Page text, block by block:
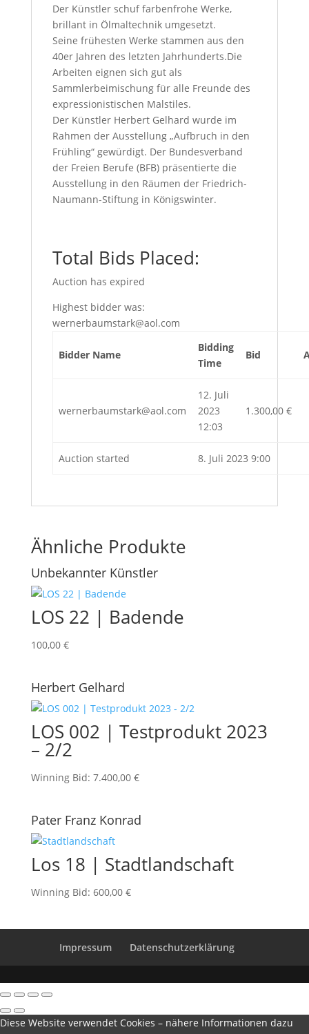
Der Künstler schuf farbenfrohe Werke,
brillant in Ölmaltechnik umgesetzt.
Seine frühesten Werke stammen aus den
40er Jahren des letzten Jahrhunderts.Die
Arbeiten eignen sich gut als
Sammlerbeimischung für alle Freunde des
expressionistischen Malstiles.
Der Künstler Herbert Gelhard wurde im
Rahmen der Ausstellung „Aufbruch in den
Frühling“ gewürdigt. Der Bundesverband
der Freien Berufe (BFB) präsentierte die
Ausstellung in den Räumen der Friedrich-
Naumann-Stiftung in Königswinter.
Total Bids Placed:
Auction has expired
Highest bidder was:
wernerbaumstark@aol.com
Bidder Name
Bidding
Time
Bid
wernerbaumstark@aol.com
12. Juli
2023
12:03
1.300,00 €
Auction started 8. Juli 2023 9:00
Ähnliche Produkte
Unbekannter Künstler
LOS 22 | Badende
100,00 €
Herbert Gelhard
LOS 002 | Testprodukt 2023
– 2/2
Winning Bid: 7.400,00 €
Pater Franz Konrad
Los 18 | Stadtlandschaft
Winning Bid: 600,00 €
Impressum Datenschutzerklärung
Diese Website verwendet Cookies – nähere Informationen dazu